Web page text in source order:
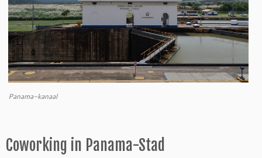
Panama-kanaal
Coworking in Panama-Stad